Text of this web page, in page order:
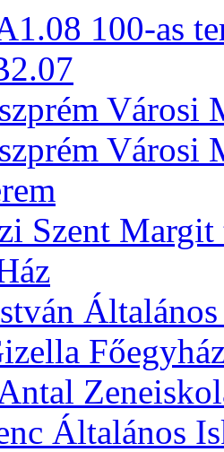
100-as
Városi
Városi
Szent
Általános